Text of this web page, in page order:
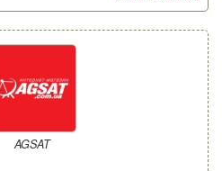
AGSAT